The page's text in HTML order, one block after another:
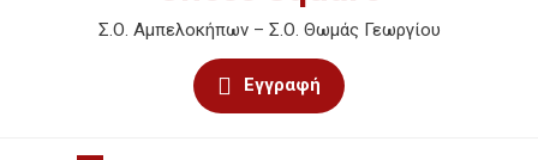
Σ.Ο. Αμπελοκήπων – Σ.Ο. Θωμάς Γεωργίου
Εγγραφή